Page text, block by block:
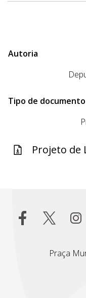
Autoria
Tipo de documento
Projeto de
Praça